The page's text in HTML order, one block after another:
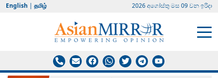
English | தமிழ் 2026 අගෝස්‍තු මස 09 වන ඉරිදා